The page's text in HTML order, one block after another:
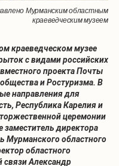
Мурманским областным
краеведческим музеем
краеведческом музее
с видами российских
проекта Почты
и Ростуризма. В
направления для
Республика Карелия и
церемонии
заместитель директора
Мурманского областного
областного
связи Александр